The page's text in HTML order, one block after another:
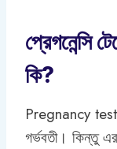
প্রেগনেন্সি
কি?
Pregnancy
গর্ভবতী। কিন্তু